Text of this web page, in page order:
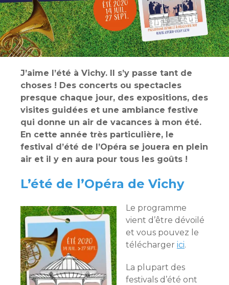
J’aime l’été à Vichy. Il s’y passe tant de
choses ! Des concerts ou spectacles
presque chaque jour, des expositions, des
visites guidées et une ambiance festive
qui donne un air de vacances à mon été.
En cette année très particulière, le
festival d’été de l’Opéra se jouera en plein
air et il y en aura pour tous les goûts !
L’été de l’Opéra de Vichy
Le programme
vient d’être dévoilé
et vous pouvez le
télécharger ici.
La plupart des
festivals d’été ont